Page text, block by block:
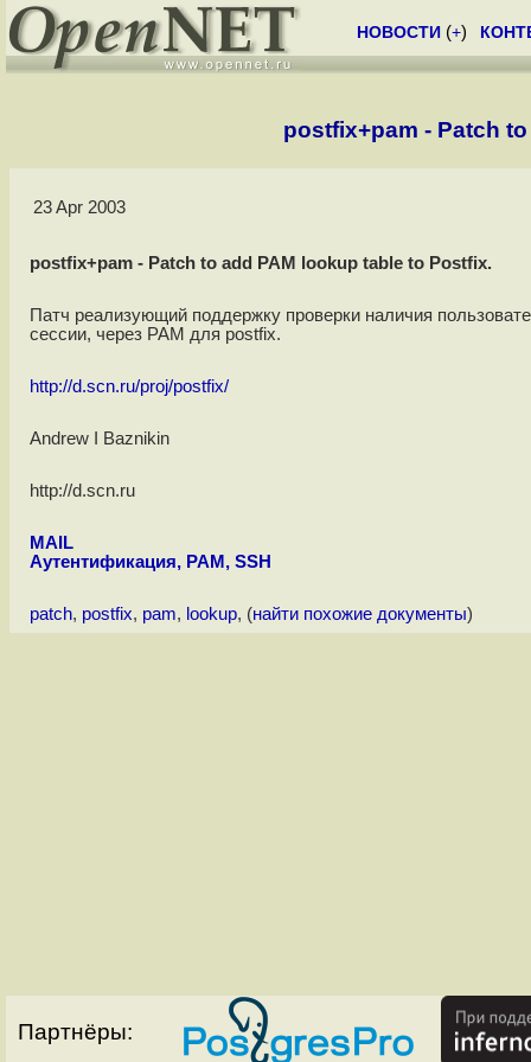
НОВОСТИ (+)
postfix+pam - Patch
23 Apr 2003
postfix+pam - Patch to add PAM lookup table to Postfix.
Патч реализующий поддержку проверки наличия
сессии, через PAM для postfix.
http://d.scn.ru/proj/postfix/
Andrew I Baznikin
http://d.scn.ru
MAIL
Аутентификация, PAM, SSH
patch, postfix, pam, lookup, (найти похожие документы)
Партнёры: